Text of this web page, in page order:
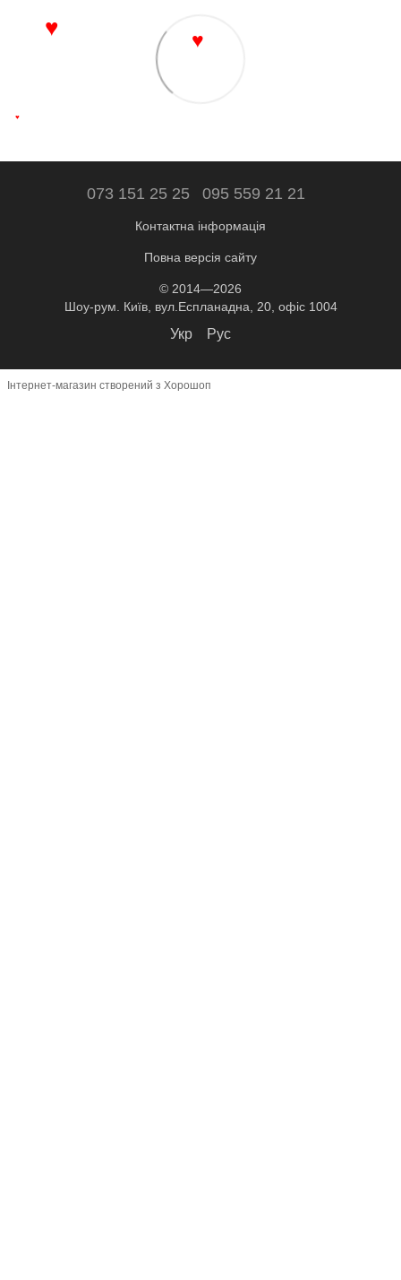
073 151 25 25 095 559 21 21
Контактна інформація
Повна версія сайту
© 2014—2026
Шоу-рум. Київ, вул.Еспланадна, 20, офіс 1004
Укр Рус
Інтернет-магазин створений з Хорошоп